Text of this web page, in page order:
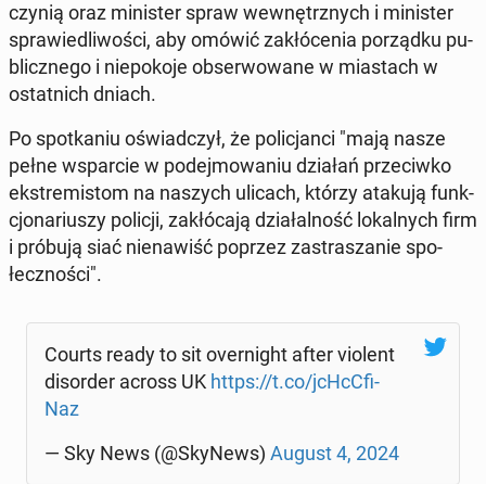
czy­nią oraz mi­ni­ster spraw we­wnętrz­nych i mi­ni­ster
spra­wie­dli­wo­ści, aby omówić za­kłó­ce­nia po­rząd­ku pu­
blicz­ne­go i nie­po­ko­je ob­ser­wo­wa­ne w mia­stach w
ostat­nich dniach.
Po spo­tka­niu oświad­czył, że po­li­cjan­ci "mają nasze
pełne wspar­cie w po­dej­mo­wa­niu działań prze­ciw­ko
eks­tre­mi­stom na naszych ulicach, którzy atakują funk­
cjo­na­riu­szy policji, za­kłó­ca­ją dzia­łal­ność lo­kal­nych firm
i próbują siać nie­na­wiść poprzez za­stra­sza­nie spo­
łecz­no­ści".
Courts ready to sit over­ni­ght after violent
di­sor­der across UK https://t.co/jcHc­C­fi­
Naz
— Sky News (@SkyNews) August 4, 2024